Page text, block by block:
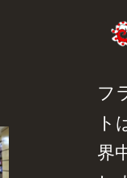
フ
ト
界